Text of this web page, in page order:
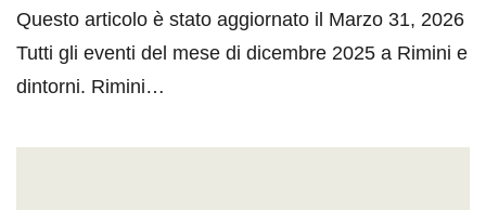
Questo articolo è stato aggiornato il Marzo 31, 2026
Tutti gli eventi del mese di dicembre 2025 a Rimini e
dintorni. Rimini…